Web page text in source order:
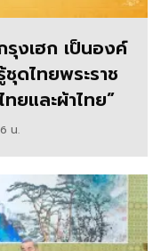
รุงเฮก เป็นองค์
ดไทยพระราช
ยและผ้าไทย”
น.